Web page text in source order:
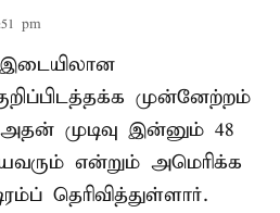
pm
முன்னேற்றம்
முடிவு இன்னும் 48
என்றும் அமெரிக்க
தெரிவித்துள்ளார்.